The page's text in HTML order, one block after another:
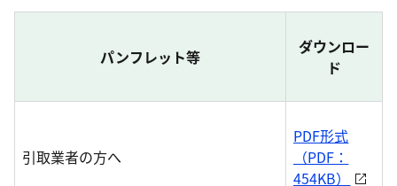
パンフレット等
ダウンロー
ド
引取業者の方へ
PDF形式
（PDF：
454KB）